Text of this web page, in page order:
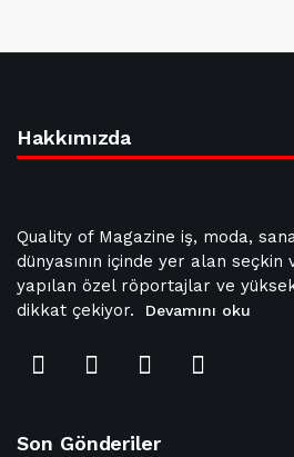
Hakkımızda
Quality of Magazine iş, moda,
dünyasının içinde yer alan
yapılan özel röportajlar ve
dikkat çekiyor.
Devamını oku
Son Gönderiler